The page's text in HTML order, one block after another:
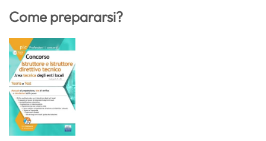
Come prepararsi?